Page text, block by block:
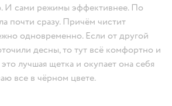
И сами режимы эффективнее. По
почти сразу. Причём чистит
одновременно. Если от другой
десны, то тут всё комфортно и
лучшая щетка и окупает она себя
все в чёрном цвете.